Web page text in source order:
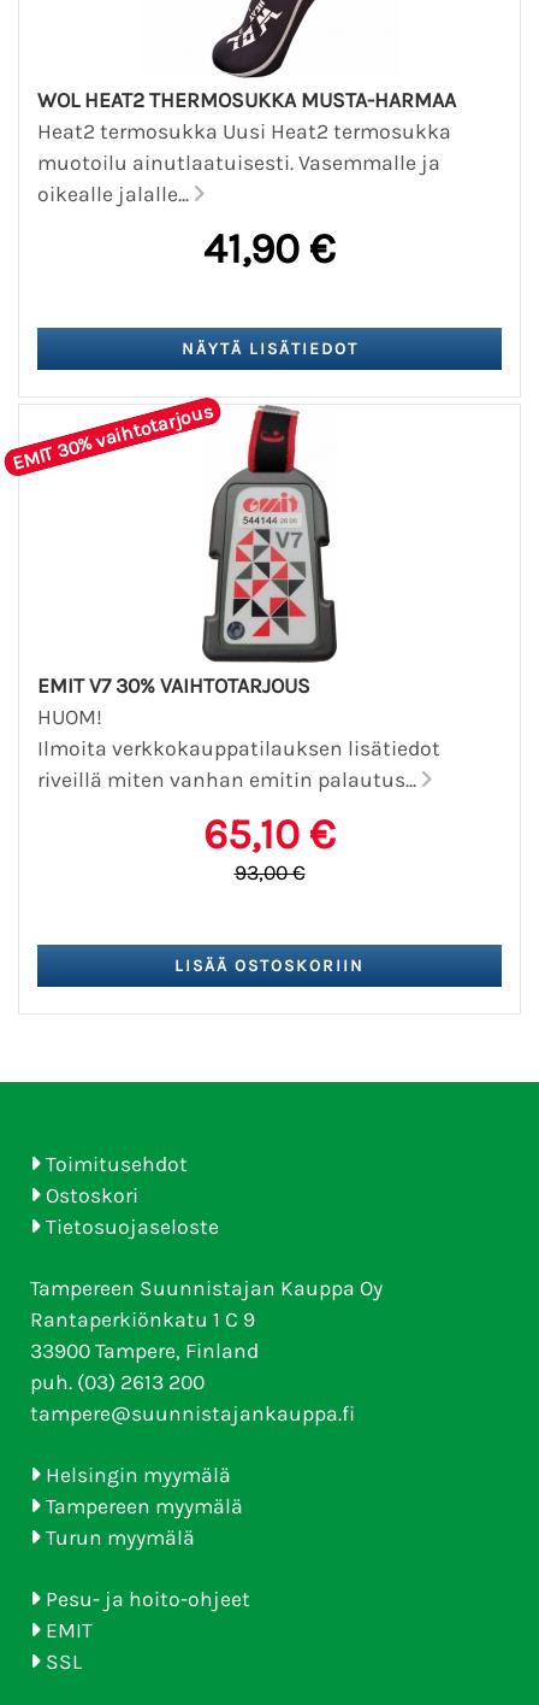
WOL HEAT2 THERMOSUKKA MUSTA-HARMAA
Heat2 termosukka Uusi Heat2 termosukka
muotoilu ainutlaatuisesti. Vasemmalle ja
oikealle jalalle...
41,90 €
EMIT 30% vaihtotarjous
EMIT V7 30% VAIHTOTARJOUS
HUOM!
Ilmoita verkkokauppatilauksen lisätiedot
riveillä miten vanhan emitin palautus...
65,10 €
93,00 €
Toimitusehdot
Ostoskori
Tietosuojaseloste
Tampereen Suunnistajan Kauppa Oy
Rantaperkiönkatu 1 C 9
33900 Tampere, Finland
puh. (03) 2613 200
tampere@suunnistajankauppa.fi
Helsingin myymälä
Tampereen myymälä
Turun myymälä
Pesu- ja hoito-ohjeet
EMIT
SSL